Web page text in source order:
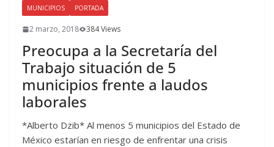
MUNICIPIOS PORTADA
2 marzo, 2018 384 Views
Preocupa a la Secretaría del
Trabajo situación de 5
municipios frente a laudos
laborales
*Alberto Dzib* Al menos 5 municipios del Estado de
México estarían en riesgo de enfrentar una crisis